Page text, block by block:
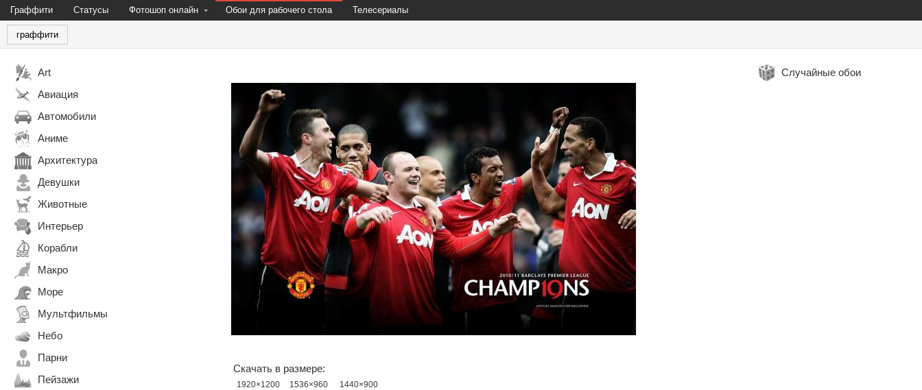
Граффити Статусы Фотошоп онлайн Обои для рабочего стола Телесериалы
граффити
Art
Авиация
Автомобили
Аниме
Архитектура
Девушки
Животные
Интерьер
Корабли
Макро
Море
Мультфильмы
Небо
Парни
Пейзажи
Скачать в размере:
1920×1200 1536×960 1440×900
Случайные обои